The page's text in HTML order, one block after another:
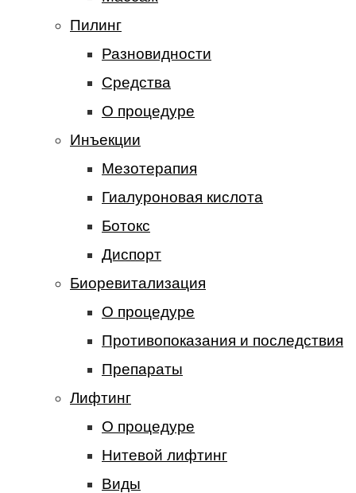
Пилинг
Разновидности
Средства
О процедуре
Инъекции
Мезотерапия
Гиалуроновая кислота
Ботокс
Диспорт
Биоревитализация
О процедуре
Противопоказания и последствия
Препараты
Лифтинг
О процедуре
Нитевой лифтинг
Виды